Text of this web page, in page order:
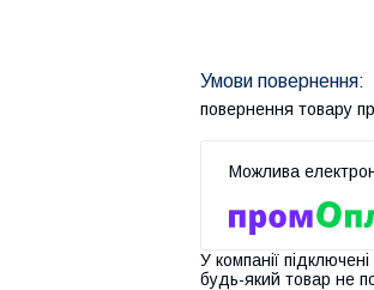
повернення товару
У компанії
будь-який товар не